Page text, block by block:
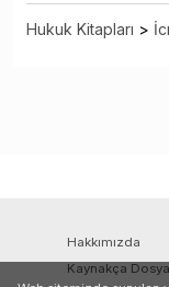
Hukuk Kitapları >
Hakkımızda
Kaynakça